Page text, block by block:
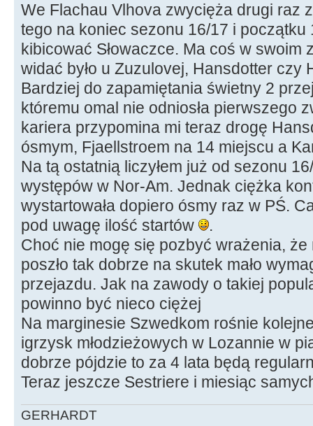
We Flachau Vlhova zwycięża drugi raz
tego na koniec sezonu 16/17 i początku
kibicować Słowaczce. Ma coś w swoim
widać było u Zuzulovej, Hansdotter czy
Bardziej do zapamiętania świetny 2
któremu omal nie odniosła pierwszego
kariera przypomina mi teraz drogę
ósmym, Fjaellstroem na 14 miejscu a
Na tą ostatnią liczyłem już od sezonu
występów w Nor-Am. Jednak ciężka
wystartowała dopiero ósmy raz w PŚ.
pod uwagę ilość startów
.
Choć nie mogę się pozbyć wrażenia,
poszło tak dobrze na skutek mało
przejazdu. Jak na zawody o takiej
powinno być nieco ciężej
Na marginesie Szwedkom rośnie
igrzysk młodzieżowych w Lozannie w
dobrze pójdzie to za 4 lata będą
Teraz jeszcze Sestriere i miesiąc
GERHARDT